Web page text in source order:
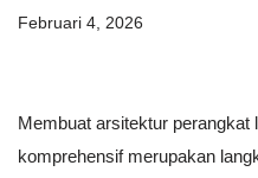
Februari 4, 2026
Membuat arsitektur perangkat
komprehensif merupakan